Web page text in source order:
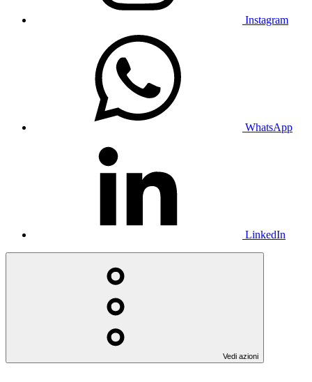
Instagram
WhatsApp
LinkedIn
Vedi azioni